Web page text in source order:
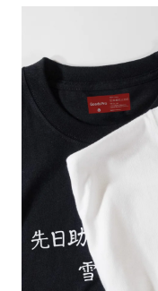
で解像度
いの規格サイ
プレートの用
イページの「
てご利用くだ
お客様自身で
場合につきま
に対して四辺
したサイズで
どについては
20ｍｍ程度
ください）
該当いたしま
分だけののぼ
イン改造や既製
名前入れや会
相談もお請けし
名入れについて
当社の既製のぼ
テキストや企業
むことができま
ただ、お客様
もしかしたら左
側と上につい
ません。
風向きを考え
デザインをする
と良いかひらめ
の方向性につき
ますので、見ら
り反転したデザ
みする都合や
など）のでサ
位は不可とな
ズレ5ｍｍ程度
みする都合や
など）のでサ
位は不可とな
ズレ5ｍｍ程度
生地のふちを
を通す筒をつ
むため、耐久
立ちます。
カーブ形状の特
工方法となります
ハトメ加工
生地のふちを
を通す筒をつ
むため、耐久
立ちます。
カーブ形状の特
工方法となります
ハトメ加工
各辺のおおむ
い糸を走らせ
のぼり旗の１辺
すのでその部
を防止する効果
棒袋縫いの場
一般的なのぼ
厚みが約0.14ｍ
ます。
のぼり旗製作で
す。生地の厚み
しやすい生地です